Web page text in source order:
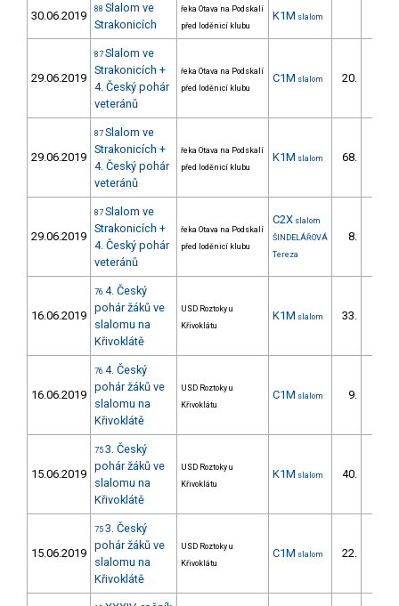
30.06.2019 88 Slalom ve
Strakonicích
řeka Otava na Podskalí
před loděnicí klubu
K1M slalom
29.06.2019
87 Slalom ve
Strakonicích +
4. Český pohár
veteránů
řeka Otava na Podskalí
před loděnicí klubu
C1M slalom 20.
29.06.2019
87 Slalom ve
Strakonicích +
4. Český pohár
veteránů
řeka Otava na Podskalí
před loděnicí klubu
K1M slalom 68.
29.06.2019
87 Slalom ve
Strakonicích +
4. Český pohár
veteránů
řeka Otava na Podskalí
před loděnicí klubu
C2X slalom
ŠINDELÁŘOVÁ
Tereza
8.
16.06.2019
76 4. Český
pohár žáků ve
slalomu na
Křivoklátě
USD Roztoky u
Křivoklátu
K1M slalom 33.
16.06.2019
76 4. Český
pohár žáků ve
slalomu na
Křivoklátě
USD Roztoky u
Křivoklátu
C1M slalom 9.
15.06.2019
75 3. Český
pohár žáků ve
slalomu na
Křivoklátě
USD Roztoky u
Křivoklátu
K1M slalom 40.
15.06.2019
75 3. Český
pohár žáků ve
slalomu na
Křivoklátě
USD Roztoky u
Křivoklátu
C1M slalom 22.